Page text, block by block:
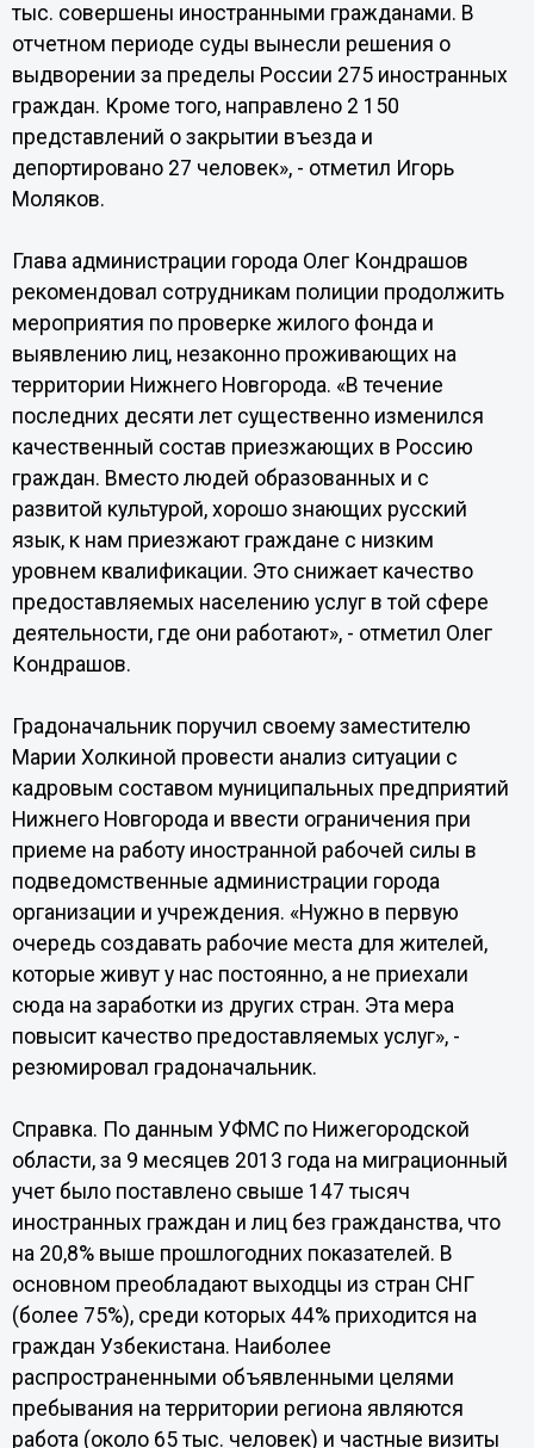
тыс. совершены иностранными гражданами. В
отчетном периоде суды вынесли решения о
выдворении за пределы России 275 иностранных
граждан. Кроме того, направлено 2 150
представлений о закрытии въезда и
депортировано 27 человек», - отметил Игорь
Моляков.
Глава администрации города Олег Кондрашов
рекомендовал сотрудникам полиции продолжить
мероприятия по проверке жилого фонда и
выявлению лиц, незаконно проживающих на
территории Нижнего Новгорода. «В течение
последних десяти лет существенно изменился
качественный состав приезжающих в Россию
граждан. Вместо людей образованных и с
развитой культурой, хорошо знающих русский
язык, к нам приезжают граждане с низким
уровнем квалификации. Это снижает качество
предоставляемых населению услуг в той сфере
деятельности, где они работают», - отметил Олег
Кондрашов.
Градоначальник поручил своему заместителю
Марии Холкиной провести анализ ситуации с
кадровым составом муниципальных предприятий
Нижнего Новгорода и ввести ограничения при
приеме на работу иностранной рабочей силы в
подведомственные администрации города
организации и учреждения. «Нужно в первую
очередь создавать рабочие места для жителей,
которые живут у нас постоянно, а не приехали
сюда на заработки из других стран. Эта мера
повысит качество предоставляемых услуг», -
резюмировал градоначальник.
Справка. По данным УФМС по Нижегородской
области, за 9 месяцев 2013 года на миграционный
учет было поставлено свыше 147 тысяч
иностранных граждан и лиц без гражданства, что
на 20,8% выше прошлогодних показателей. В
основном преобладают выходцы из стран СНГ
(более 75%), среди которых 44% приходится на
граждан Узбекистана. Наиболее
распространенными объявленными целями
пребывания на территории региона являются
работа (около 65 тыс. человек) и частные визиты